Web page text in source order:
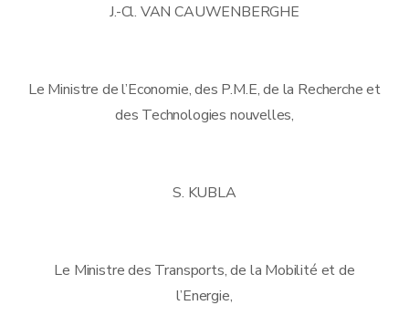
J.-Cl. VAN CAUWENBERGHE
Le Ministre de l’Economie, des P.M.E, de la Recherche et
des Technologies nouvelles,
S. KUBLA
Le Ministre des Transports, de la Mobilité et de
l’Energie,